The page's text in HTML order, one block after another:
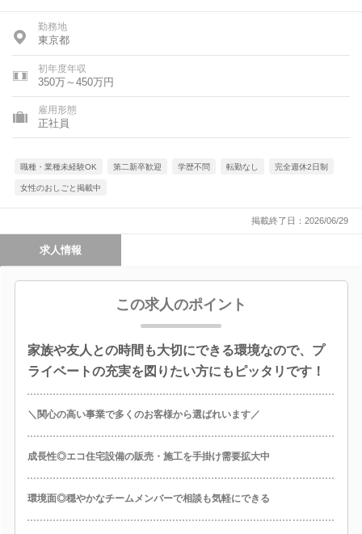
勤務地
東京都
初年度年収
350万～450万円
雇用形態
正社員
職種・業種未経験OK 第二新卒歓迎 学歴不問 転勤なし 完全週休2日制
女性のおしごと掲載中
掲載終了日：2026/06/29
求人情報
この求人のポイント
家族や友人との時間も大切にできる環境なので、プ
ライベートの充実を図りたい方にもピッタリです！
＼関心の高い事業で多くのお客様から選ばれいます／
成長性◎エコ住宅設備の販売・施工を手掛け需要拡大中
環境面◎穏やかなチームメンバーで相談も気軽にできる